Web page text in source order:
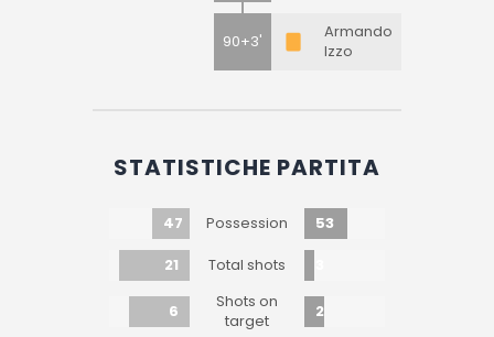
90+3'
Armando
Izzo
STATISTICHE PARTITA
47 Possession
53
21
Total shots
6
Shots on
target
2